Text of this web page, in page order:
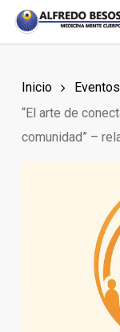
Skip
content
Inicio Eventos
“El arte de
comunidad” –